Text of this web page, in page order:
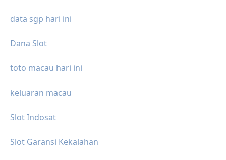
data sgp hari ini
Dana Slot
toto macau hari ini
keluaran macau
Slot Indosat
Slot Garansi Kekalahan